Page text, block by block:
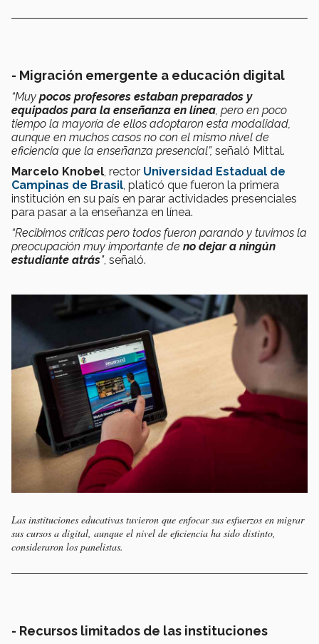
- Migración emergente a educación digital
“Muy pocos profesores estaban preparados y
equipados para la enseñanza en línea, pero en poco
tiempo la mayoría de ellos adoptaron esta modalidad,
aunque en muchos casos no con el mismo nivel de
eficiencia que la enseñanza presencial”, señaló Mittal.
Marcelo Knobel, rector Universidad Estadual de
Campinas de Brasil, platicó que fueron la primera
institución en su país en parar actividades presenciales
para pasar a la enseñanza en línea.
“Recibimos críticas pero todos fueron parando y tuvimos la
preocupación muy importante de no dejar a ningún
estudiante atrás”, señaló.
Las instituciones educativas tuvieron que enfocar sus esfuerzos en migrar
sus cursos a digital, aunque el nivel de eficiencia ha sido distinto,
consideraron los panelistas.
- Recursos limitados de las instituciones